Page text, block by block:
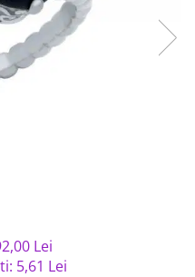
Lei
5,61 Lei